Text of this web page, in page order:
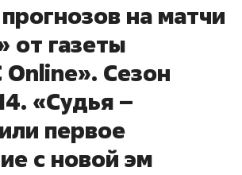
на матчи
от газеты
Сезон
«Судья –
первое
с новой эм